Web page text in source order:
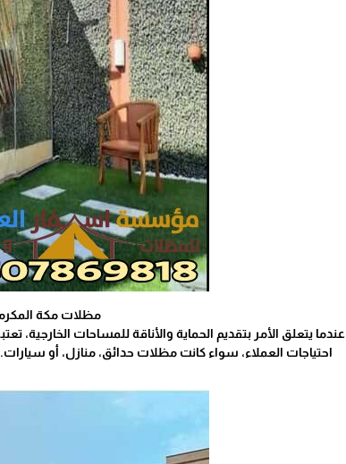
مظلات مكة
عندما يتعلق الأمر بتقديم الحماية والأناقة للمساحات
احتياجات العملاء، سواء كانت مظلات حدائق، منازل، أو